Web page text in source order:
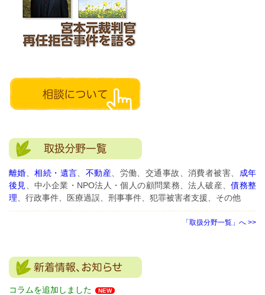
離婚 、相続・遺言 不動産 、労働、交通事故、消費者被害、 成年
後見
、中小企業・NPO法人・個人の顧問業務、法人破産、債務整
理 、行政事件、医療過誤、刑事事件、犯罪被害者支援、その他
「取扱分野一覧」へ >>
コラムを追加しました NEW